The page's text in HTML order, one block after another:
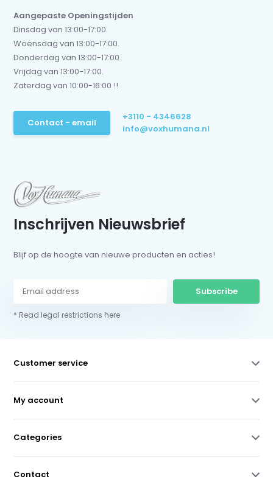
Aangepaste Openingstijden
Dinsdag van 13:00-17:00.
Woensdag van 13:00-17:00.
Donderdag van 13:00-17:00.
Vrijdag van 13:00-17:00.
Zaterdag van 10:00-16:00 !!
Contact - email
+3110 - 4346628
info@voxhumana.nl
Inschrijven Nieuwsbrief
Blijf op de hoogte van nieuwe producten en acties!
Subscribe
* Read legal restrictions here
Customer service
My account
Categories
Contact